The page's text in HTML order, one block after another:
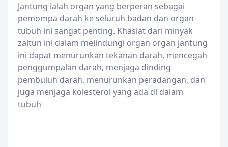
Jantung ialah organ yang berperan sebagai
pemompa darah ke seluruh badan dan organ
tubuh ini sangat penting. Khasiat dari minyak
zaitun ini dalam melindungi organ organ jantung
ini dapat menurunkan tekanan darah, mencegah
penggumpalan darah, menjaga dinding
pembuluh darah, menurunkan peradangan, dan
juga menjaga kolesterol yang ada di dalam
tubuh